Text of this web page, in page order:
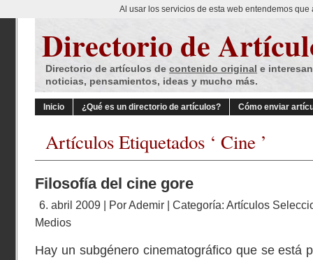
Directorio de
Directorio de artículos de contenido original e
noticias, pensamientos, ideas y mucho más.
Inicio ¿Qué es un directorio de artículos? Cómo enviar
Artículos Etiquetados ‘ Cine ’
Filosofía del cine gore
6. abril 2009 | PorAdemir | Categoría: Artículos
Medios
Hay un subgénero cinematográfico que se está
Al usar los servicios de esta web entendemos